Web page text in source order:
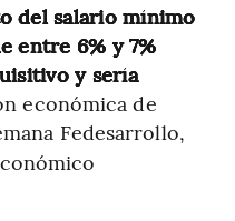
del salario mínimo
entre 6% y 7%
y sería
económica de
Fedesarrollo,